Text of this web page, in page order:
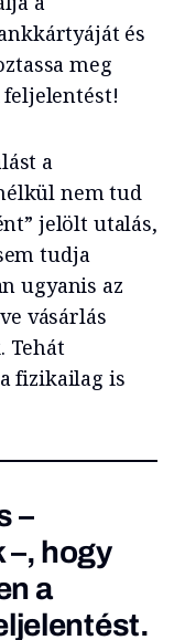
és
meg
feljelentést!
a
nem tud
jelölt utalás,
tudja
ugyanis az
vásárlás
Tehát
fizikailag is
–
–, hogy
a